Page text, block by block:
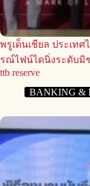
พรูเด็นเชียล ประเท
รณ์ไฟน์ไดนิ่งระดับมิ
ttb reserve
BANKING &